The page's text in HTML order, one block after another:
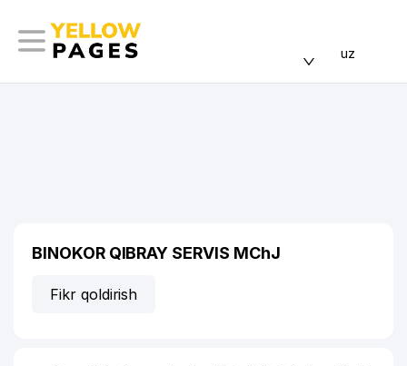
uz
BINOKOR QIBRAY SERVIS MChJ
Fikr qoldirish